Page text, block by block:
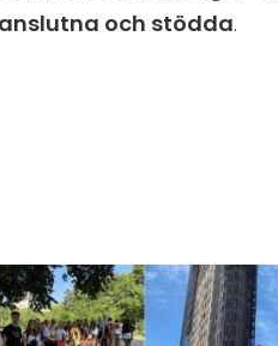
och stödda.